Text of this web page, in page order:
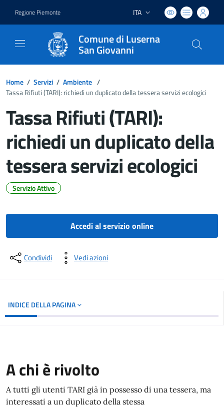
Regione Piemonte Lingua attiva:
ITA
Comune di Luserna
San Giovanni
Home / Servizi / Ambiente /
Tassa Rifiuti (TARI): richiedi un duplicato della tessera servizi ecologici
Tassa Rifiuti (TARI):
richiedi un duplicato della
tessera servizi ecologici
Servizio Attivo
Accedi al servizio online
Condividi Vedi azioni
INDICE DELLA PAGINA
A chi è rivolto
A tutti gli utenti TARI già in possesso di una tessera, ma
interessati a un duplicato della stessa